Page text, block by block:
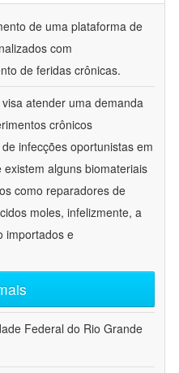
de uma plataforma de
com
de feridas crônicas.
atender uma demanda
crônicos
infecções oportunistas em
alguns biomateriais
como reparadores de
moles, infelizmente, a
importados e
Federal do Rio Grande